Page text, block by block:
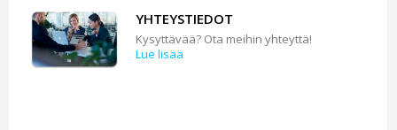
YHTEYSTIEDOT
Kysyttävää? Ota meihin yhteyttä!
Lue lisää